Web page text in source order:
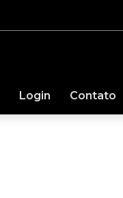
Login Contato